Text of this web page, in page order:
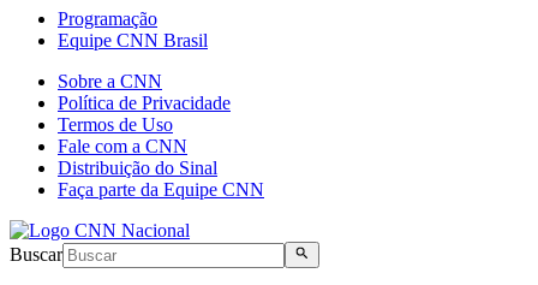
Programação
Equipe CNN Brasil
Sobre a CNN
Política de Privacidade
Termos de Uso
Fale com a CNN
Distribuição do Sinal
Faça parte da Equipe CNN
Buscar